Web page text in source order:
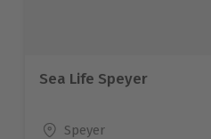
Sea Life Speyer
Standort
Speyer